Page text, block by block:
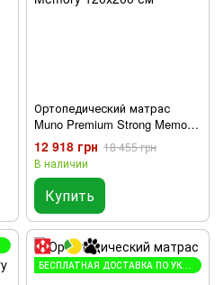
Ортопедический матрас
Muno Premium Strong Memory
120х200 см
12 918 грн 18 455 грн
В наличии
Купить
БЕСПЛАТНАЯ ДОСТАВКА ПО УКРАИНЕ